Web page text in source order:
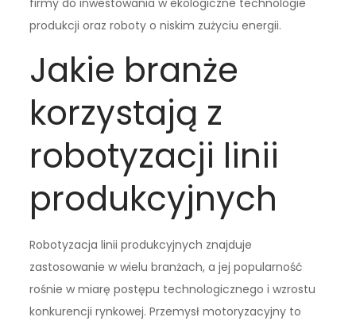
firmy do inwestowania w ekologiczne technologie
produkcji oraz roboty o niskim zużyciu energii.
Jakie branże
korzystają z
robotyzacji linii
produkcyjnych
Robotyzacja linii produkcyjnych znajduje
zastosowanie w wielu branżach, a jej popularność
rośnie w miarę postępu technologicznego i wzrostu
konkurencji rynkowej. Przemysł motoryzacyjny to